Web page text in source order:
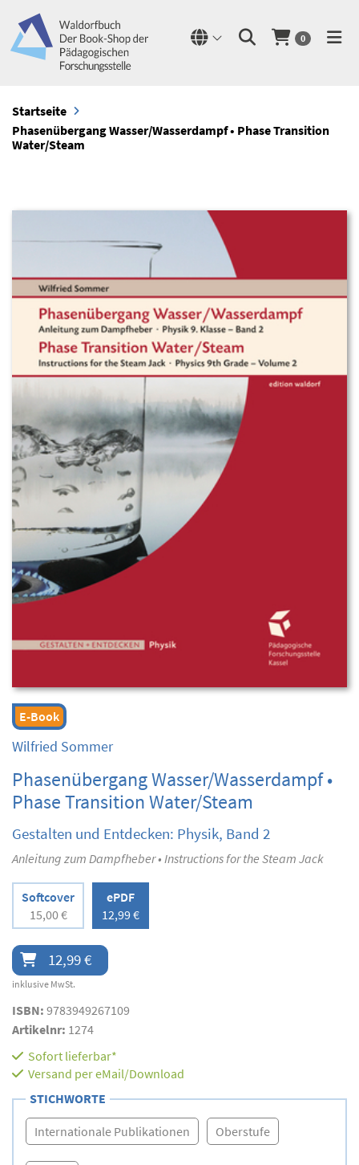
0
Startseite
Phasenübergang Wasser/Wasserdampf • Phase Transition
Water/Steam
E-Book
Wilfried Sommer
Phasenübergang Wasser/Wasserdampf •
Phase Transition Water/Steam
Gestalten und Entdecken: Physik, Band 2
Anleitung zum Dampfheber • Instructions for the Steam Jack
Softcover
15,00 €
ePDF
12,99 €
12,99 €
inklusive MwSt.
ISBN: 9783949267109
Artikelnr: 1274
Sofort lieferbar*
Versand per eMail/Download
STICHWORTE
Internationale Publikationen Oberstufe